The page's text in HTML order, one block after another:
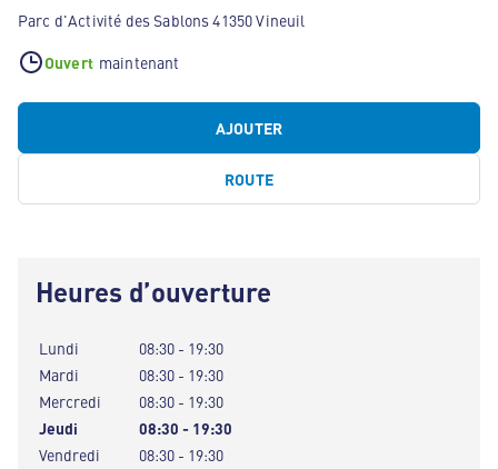
Parc d'Activité des Sablons 41350 Vineuil
Ouvert maintenant
AJOUTER
ROUTE
Heures d’ouverture
Lundi
08:30 - 19:30
Mardi
08:30 - 19:30
Mercredi
08:30 - 19:30
Jeudi
08:30 - 19:30
Vendredi
08:30 - 19:30